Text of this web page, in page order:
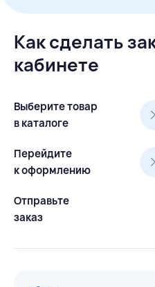
Как сделать
кабинете
Выберите товар
в каталоге
Перейдите
к оформлению
Отправьте
заказ